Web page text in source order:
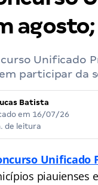
agosto;
Unificado
participar da
Batista
em 16/07/26
de leitura
Unificado
piauienses